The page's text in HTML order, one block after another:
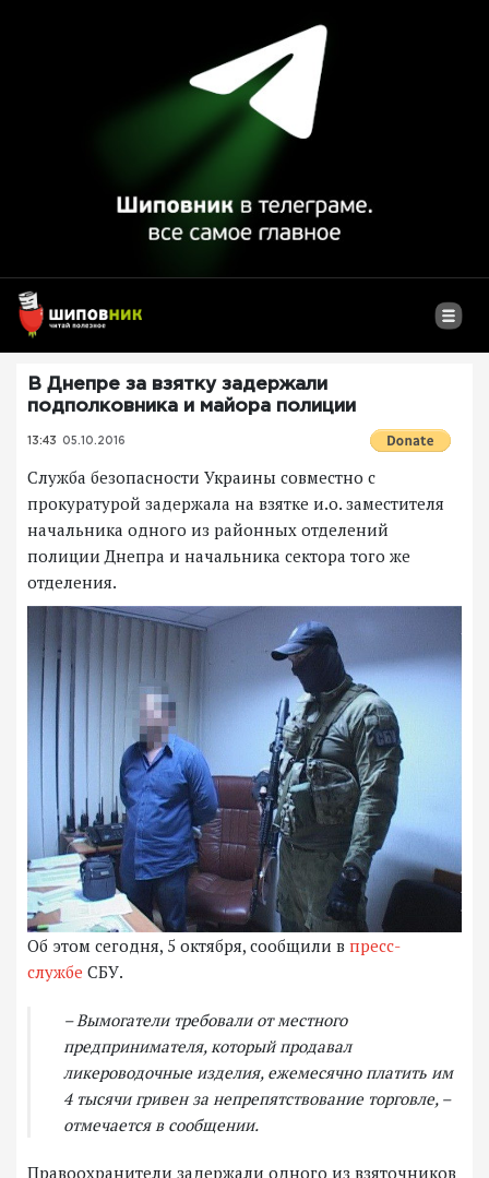
В Днепре за взятку задержали
подполковника и майора полиции
13:43 05.10.2016
Служба безопасности Украины совместно с
прокуратурой задержала на взятке и.о. заместителя
начальника одного из районных отделений
полиции Днепра и начальника сектора того же
отделения.
Об этом сегодня, 5 октября, сообщили в пресс-
службе СБУ.
– Вымогатели требовали от местного
предпринимателя, который продавал
ликероводочные изделия, ежемесячно платить им
4 тысячи гривен за непрепятствование торговле, –
отмечается в сообщении.
Правоохранители задержали одного из взяточников